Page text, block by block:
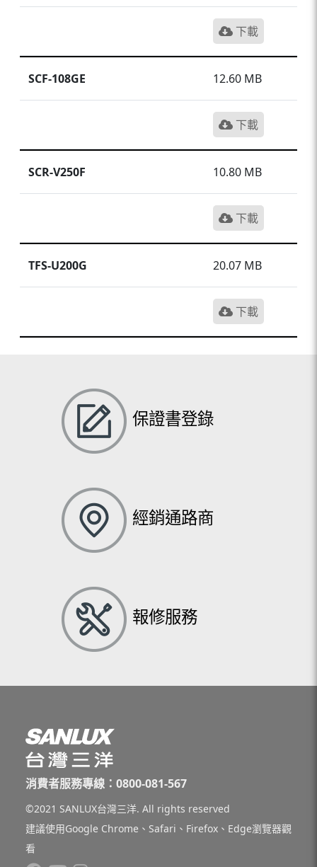
下載
SCF-108GE 12.60 MB
下載
SCR-V250F 10.80 MB
下載
TFS-U200G 20.07 MB
下載
保證書登錄
經銷通路商
報修服務
消費者服務專線：0800-081-567
©2021 SANLUX台灣三洋. All rights reserved
建議使用Google Chrome、Safari、Firefox、Edge瀏覽器觀
看